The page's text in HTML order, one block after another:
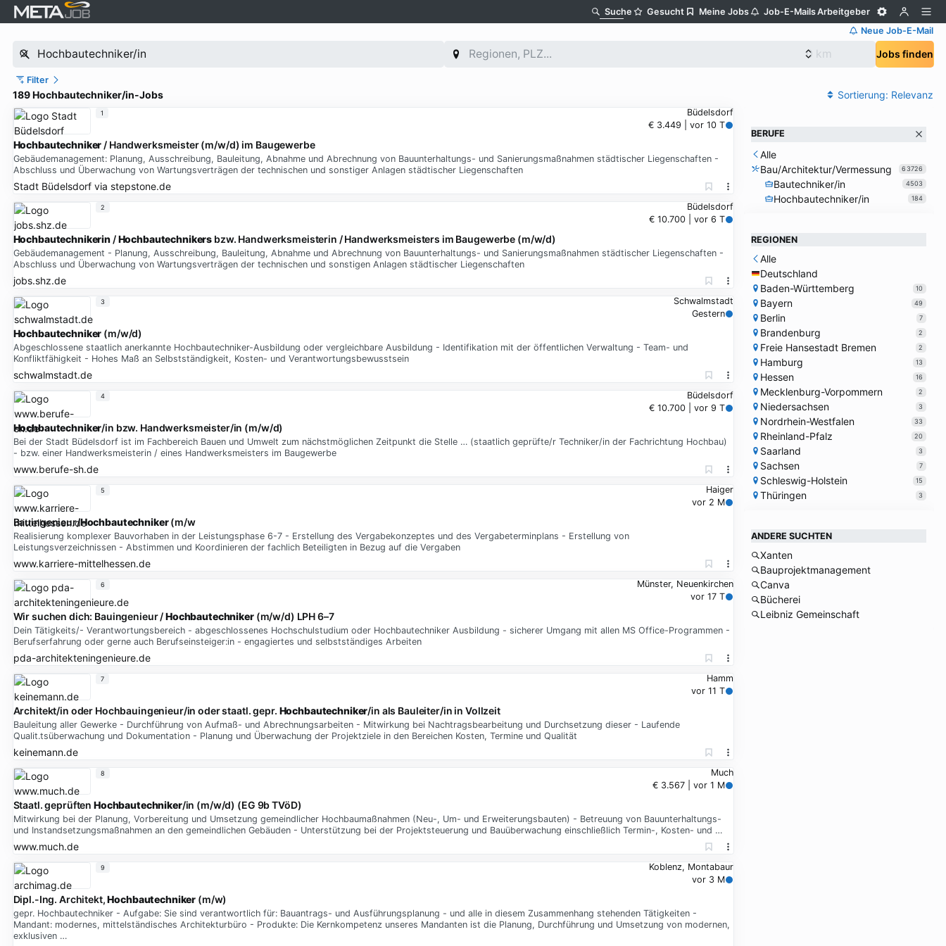
Suche Gesucht Meine Jobs Job-E-MailsArbeitgeber
Neue Job-E-Mail
Jobs finden
Filter
189 Hochbautechniker/in-Jobs Sortierung: Relevanz
Büdelsdorf
€ 3.449 | vor 10 T
Hochbautechniker / Handwerksmeister (m/w/d) im Baugewerbe
Gebäudemanagement: Planung, Ausschreibung, Bauleitung, Abnahme und Abrechnung von Bauunterhaltungs- und Sanierungsmaßnahmen städtischer Liegenschaften -
Abschluss und Überwachung von Wartungsverträgen der technischen und sonstiger Anlagen städtischer Liegenschaften
Stadt Büdelsdorfvia stepstone.de
1
Büdelsdorf
€ 10.700 | vor 6 T
Hochbautechnikerin/Hochbautechnikers bzw. Handwerksmeisterin / Handwerksmeisters im Baugewerbe (m/w/d)
Gebäudemanagement - Planung, Ausschreibung, Bauleitung, Abnahme und Abrechnung von Bauunterhaltungs- und Sanierungsmaßnahmen städtischer Liegenschaften -
Abschluss und Überwachung von Wartungsverträgen der technischen und sonstigen Anlagen städtischer Liegenschaften
jobs.shz.de
2
Schwalmstadt
Gestern
Hochbautechniker (m/w/d)
Abgeschlossene staatlich anerkannte Hochbautechniker-Ausbildung oder vergleichbare Ausbildung - Identifikation mit der öffentlichen Verwaltung - Team- und
Konfliktfähigkeit - Hohes Maß an Selbstständigkeit, Kosten- und Verantwortungsbewusstsein
schwalmstadt.de
3
Büdelsdorf
€ 10.700 | vor 9 T
Hochbautechniker/in bzw. Handwerksmeister/in (m/w/d)
Bei der Stadt Büdelsdorf ist im Fachbereich Bauen und Umwelt zum nächstmöglichen Zeitpunkt die Stelle … (staatlich geprüfte/r Techniker/in der Fachrichtung Hochbau)
- bzw. einer Handwerksmeisterin / eines Handwerksmeisters im Baugewerbe
www.berufe-sh.de
4
Haiger
vor 2 M
Bauingenieur/Hochbautechniker(m/w
Realisierung komplexer Bauvorhaben in der Leistungsphase 6-7 - Erstellung des Vergabekonzeptes und des Vergabeterminplans - Erstellung von
Leistungsverzeichnissen - Abstimmen und Koordinieren der fachlich Beteiligten in Bezug auf die Vergaben
www.karriere-mittelhessen.de
5
Münster, Neuenkirchen
vor 17 T
Wir suchen dich: Bauingenieur /Hochbautechniker(m/w/d) LPH 6–7
Dein Tätigkeits/- Verantwortungsbereich - abgeschlossenes Hochschulstudium oder Hochbautechniker Ausbildung - sicherer Umgang mit allen MS Office-Programmen -
Berufserfahrung oder gerne auch Berufseinsteiger:in - engagiertes und selbstständiges Arbeiten
pda-architekteningenieure.de
6
Hamm
vor 11 T
Architekt/in oder Hochbauingenieur/in oder staatl. gepr. Hochbautechniker/in als Bauleiter/in in Vollzeit
Bauleitung aller Gewerke - Durchführung von Aufmaß- und Abrechnungsarbeiten - Mitwirkung bei Nachtragsbearbeitung und Durchsetzung dieser - Laufende
Qualit.tsüberwachung und Dokumentation - Planung und Überwachung der Projektziele in den Bereichen Kosten, Termine und Qualität
keinemann.de
7
Much
€ 3.567 | vor 1 M
Staatl. geprüften Hochbautechniker/in (m/w/d) (EG 9b TVöD)
Mitwirkung bei der Planung, Vorbereitung und Umsetzung gemeindlicher Hochbaumaßnahmen (Neu-, Um- und Erweiterungsbauten) - Betreuung von Bauunterhaltungs-
und Instandsetzungsmaßnahmen an den gemeindlichen Gebäuden - Unterstützung bei der Projektsteuerung und Bauüberwachung einschließlich Termin-, Kosten- und …
www.much.de
8
Koblenz, Montabaur
vor 3 M
Dipl.-Ing. Architekt,Hochbautechniker (m/w)
gepr. Hochbautechniker - Aufgabe: Sie sind verantwortlich für: Bauantrags- und Ausführungsplanung - und alle in diesem Zusammenhang stehenden Tätigkeiten -
Mandant: modernes, mittelständisches Architekturbüro - Produkte: Die Kernkompetenz unseres Mandanten ist die Planung, Durchführung und Umsetzung von modernen,
exklusiven …
9
BERUFE
Alle
Bau/Architektur/Vermessung
63726
Bautechniker/in 4503
Hochbautechniker/in 184
REGIONEN
Alle
Deutschland
Baden-Württemberg
10
Bayern 49
Berlin 7
Brandenburg 2
Freie Hansestadt Bremen 2
Hamburg 13
Hessen 16
Mecklenburg-Vorpommern 2
Niedersachsen 3
Nordrhein-Westfalen 33
Rheinland-Pfalz 20
Saarland 3
Sachsen 7
Schleswig-Holstein 15
Thüringen 3
ANDERE SUCHTEN
Xanten
Bauprojektmanagement
Canva
Bücherei
Leibniz Gemeinschaft